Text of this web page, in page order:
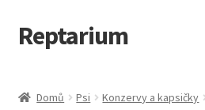
Přeskočit
na
Přejít
k
webu
Reptarium
Domů Psi Konzervy a kapsičky